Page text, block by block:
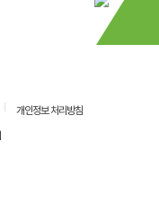
개인정보 처리방침